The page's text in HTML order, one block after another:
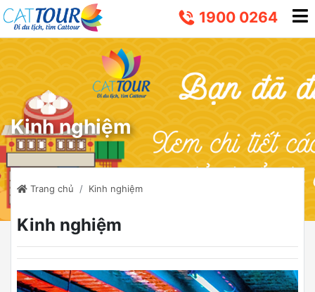
1900 0264
Kinh nghiệm
Trang chủ Kinh nghiệm
Kinh nghiệm